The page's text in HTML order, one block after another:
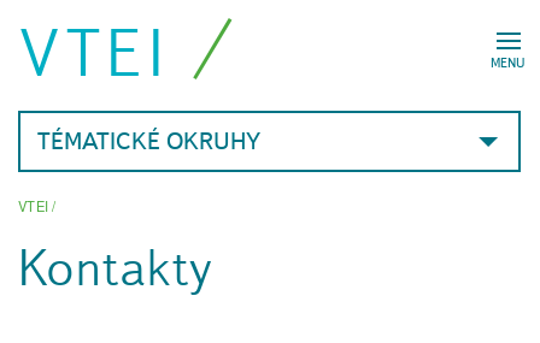
MENU
VTEI
TÉMATICKÉ OKRUHY
VTEI/
Kontakty